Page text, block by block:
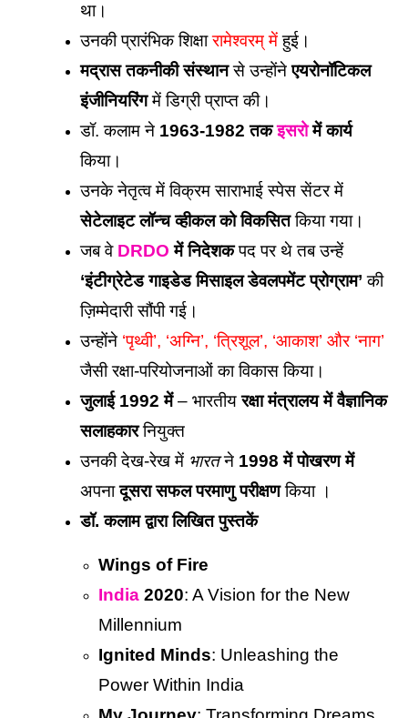
था।
उनकी प्रारंभिक शिक्षा रामेश्वरम् में हुई।
मद्रास तकनीकी संस्थान से उन्होंने एयरोनॉटिकल
इंजीनियरिंग में डिग्री प्राप्त की।
डॉ. कलाम ने 1963-1982 तक इसरो में कार्य
किया।
सेटेलाइट लॉन्च व्हीकल को विकसित किया गया।
जब वे DRDO में निदेशक पद पर थे तब उन्हें
‘इंटीग्रेटेड गाइडेड मिसाइल डेवलपमेंट प्रोग्राम’ की
ज़िम्मेदारी सौंपी गई।
उन्होंने
जैसी रक्षा-परियोजनाओं का विकास किया।
जुलाई 1992 में – भारतीय रक्षा मंत्रालय में वैज्ञानिक
सलाहकार नियुक्त
उनकी देख-रेख में भारत ने 1998 में पोखरण में
अपना दूसरा सफल परमाणु परीक्षण किया ।
डॉ. कलाम द्वारा लिखित पुस्तकें
Wings of Fire
India 2020: A Vision for the New
Millennium
Ignited Minds: Unleashing the
Power Within India